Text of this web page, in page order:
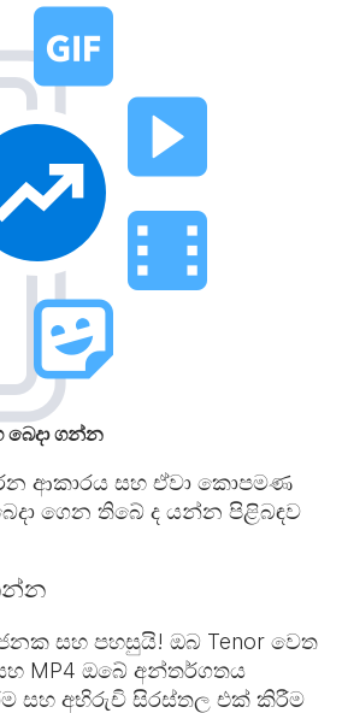
ගන්න
ආකාරය සහ ඒවා කොපමණ
ගෙන තිබේ ද යන්න පිළිබඳව
සහ පහසුයි! ඔබ Tenor වෙත
MP4 ඔබේ අන්තර්ගතය
සහ අභිරුචි සිරස්තල එක් කිරීම